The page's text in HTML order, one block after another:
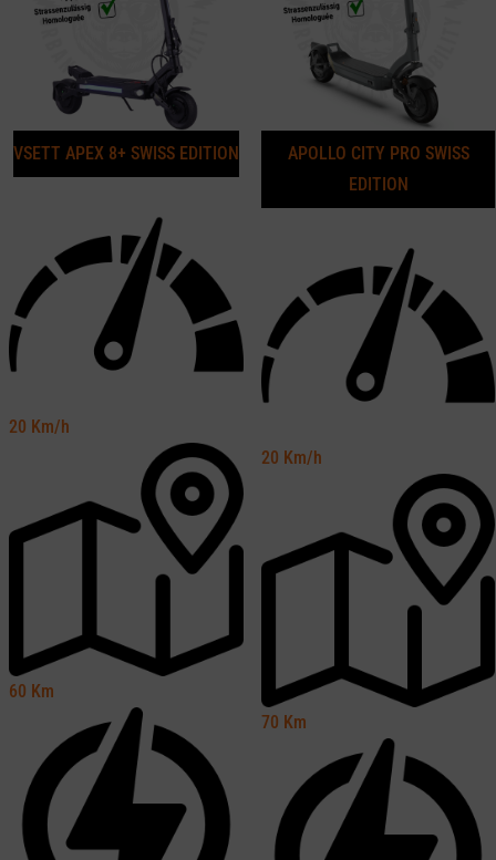
VSETT APEX 8+ SWISS EDITION
20 Km/h
60 Km
APOLLO CITY PRO SWISS
EDITION
20 Km/h
70 Km